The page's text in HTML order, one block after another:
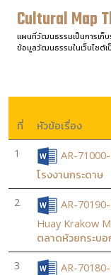
Cultural Map
แผนที่วัฒนธรรมเป็นการเก็
ข้อมูลวัฒนธรรมในเว็บไซต์
ที่ หัวข้อเรื่อง
1
AR-
โรงงานกระดาษ
2
AR-
Huay Krakow
ตลาดห้วยกระบอ
3
AR-